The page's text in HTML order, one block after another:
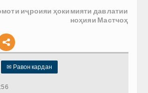
иҷроияи ҳокимияти давлатии
ноҳияи Мастчоҳ
✉ Равон кардан